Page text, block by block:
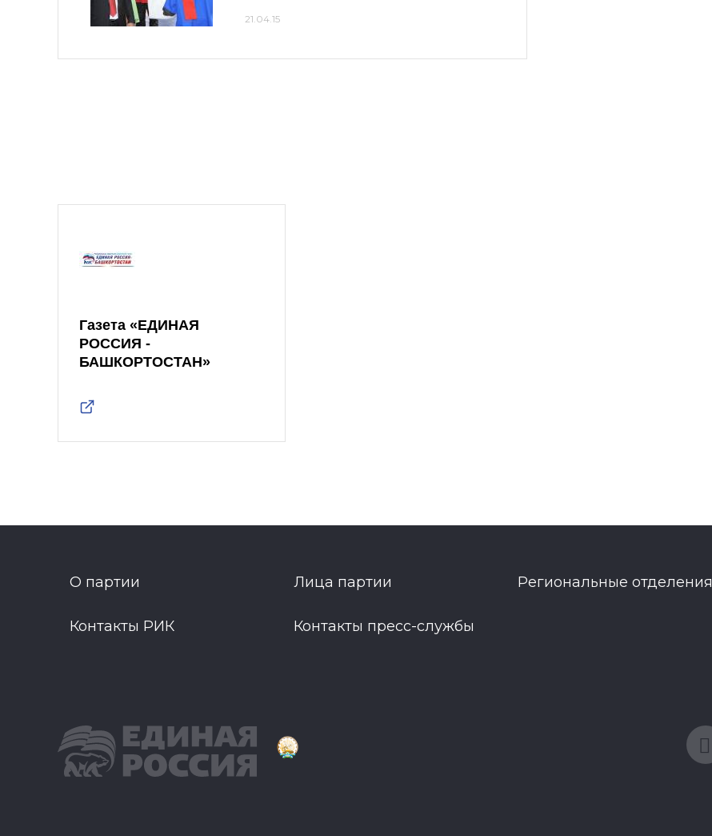
21.04.15
Газета «ЕДИНАЯ
РОССИЯ -
БАШКОРТОСТАН»
О партии Лица партии Региональные отделения
Контакты РИК Контакты пресс-службы